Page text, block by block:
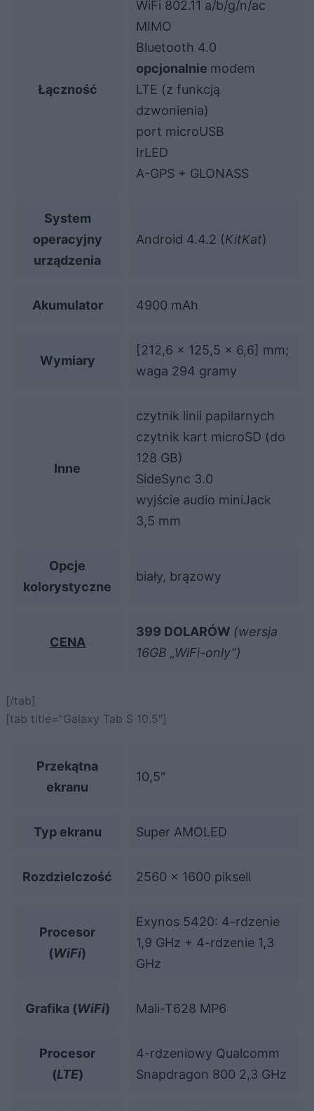
Łączność
WiFi 802.11 a/b/g/n/ac
MIMO
Bluetooth 4.0
opcjonalnie modem
LTE (z funkcją
dzwonienia)
port microUSB
IrLED
A-GPS + GLONASS
System
operacyjny
urządzenia
Android 4.4.2 (KitKat)
Akumulator 4900 mAh
Wymiary
[212,6 x 125,5 x 6,6] mm;
waga 294 gramy
Inne
czytnik linii papilarnych
czytnik kart microSD (do
128 GB)
SideSync 3.0
wyjście audio miniJack
3,5 mm
Opcje
kolorystyczne
biały, brązowy
CENA
399 DOLARÓW (wersja
16GB „WiFi-only”)
[/tab]
[tab title=”Galaxy Tab S 10.5″]
Przekątna
ekranu
10,5″
Typ ekranu Super AMOLED
Rozdzielczość 2560 x 1600 pikseli
Procesor
(WiFi)
Exynos 5420: 4-rdzenie
1,9 GHz + 4-rdzenie 1,3
GHz
Grafika (WiFi) Mali-T628 MP6
Procesor
(LTE)
4-rdzeniowy Qualcomm
Snapdragon 800 2,3 GHz